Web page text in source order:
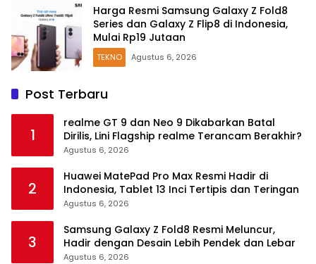
Harga Resmi Samsung Galaxy Z Fold8
Series dan Galaxy Z Flip8 di Indonesia,
Mulai Rp19 Jutaan
TEKNO Agustus 6, 2026
Post Terbaru
1
realme GT 9 dan Neo 9 Dikabarkan Batal
Dirilis, Lini Flagship realme Terancam Berakhir?
Agustus 6, 2026
2
Huawei MatePad Pro Max Resmi Hadir di
Indonesia, Tablet 13 Inci Tertipis dan Teringan
Agustus 6, 2026
3
Samsung Galaxy Z Fold8 Resmi Meluncur,
Hadir dengan Desain Lebih Pendek dan Lebar
Agustus 6, 2026